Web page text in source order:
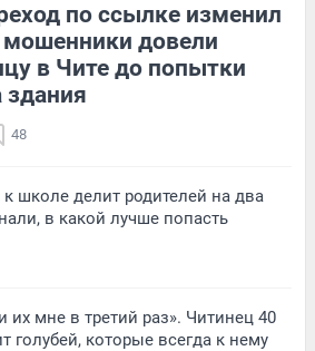
по ссылке изменил
мошенники довели
в Чите до попытки
здания
48
к школе делит родителей на два
в какой лучше попасть
их мне в третий раз». Читинец 40
голубей, которые всегда к нему